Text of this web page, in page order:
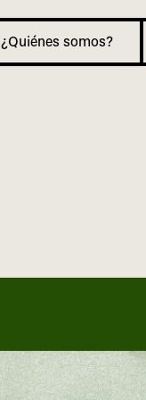
¿Quiénes somos?